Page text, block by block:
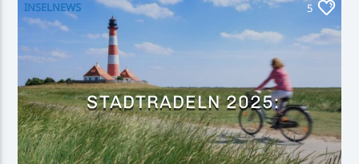
INSELNEWS 5
STADTRADELN 2025: